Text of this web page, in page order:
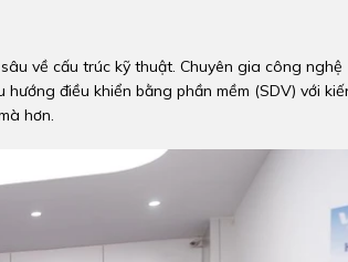
về cấu trúc kỹ thuật. Chuyên gia công nghệ
điều khiển bằng phần mềm (SDV) với
hơn.